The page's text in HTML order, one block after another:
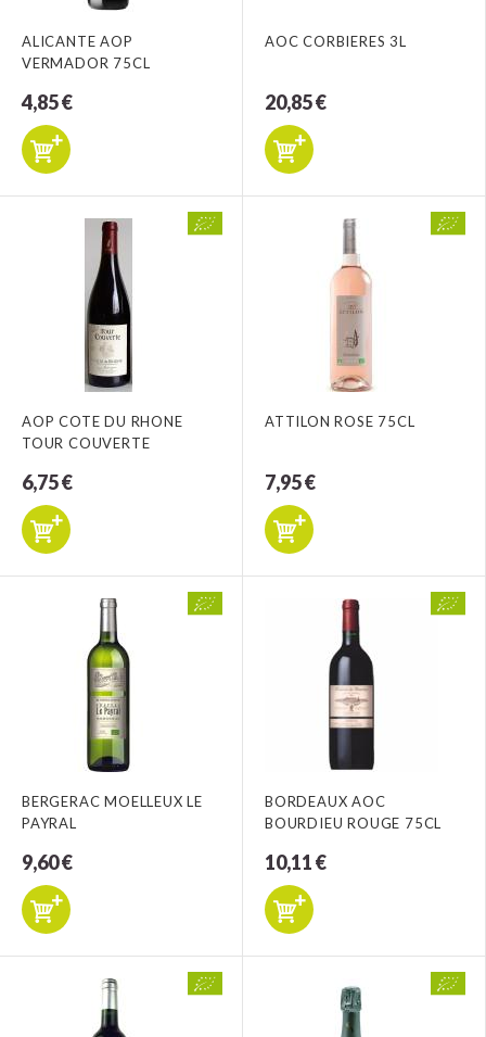
ALICANTE AOP
VERMADOR 75CL
4,85 €
AOC CORBIERES 3L
20,85 €
AOP COTE DU RHONE
TOUR COUVERTE
6,75 €
ATTILON ROSE 75CL
7,95 €
BERGERAC MOELLEUX LE
PAYRAL
9,60 €
BORDEAUX AOC
BOURDIEU ROUGE 75CL
10,11 €